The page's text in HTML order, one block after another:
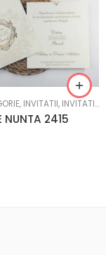
, INVITATII, INVITATII NUNTA
NUNTA 2415